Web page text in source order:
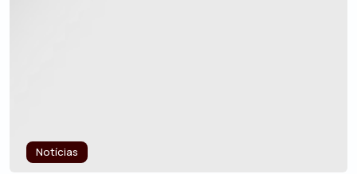
Notícias